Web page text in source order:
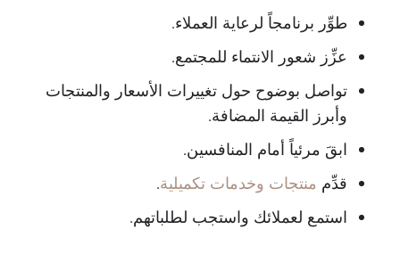
طوِّر برنامجاً لرعاية العملاء.
عزِّز شعور الانتماء للمجتمع.
تواصل بوضوح حول تغييرات الأسعار والمنتجات
وأبرز القيمة المضافة.
ابقَ مرئياً أمام المنافسين.
قدِّم منتجات وخدمات تكميلية.
استمع لعملائك واستجب لطلباتهم.